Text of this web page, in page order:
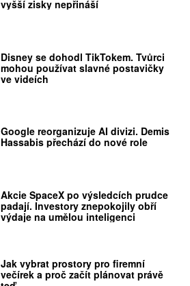
vyšší zisky nepřináší
Disney se dohodl TikTokem. Tvůrci
mohou používat slavné postavičky
ve videích
Google reorganizuje AI divizi. Demis
Hassabis přechází do nové role
Akcie SpaceX po výsledcích prudce
padají. Investory znepokojily obří
výdaje na umělou inteligenci
Jak vybrat prostory pro firemní
večírek a proč začít plánovat právě